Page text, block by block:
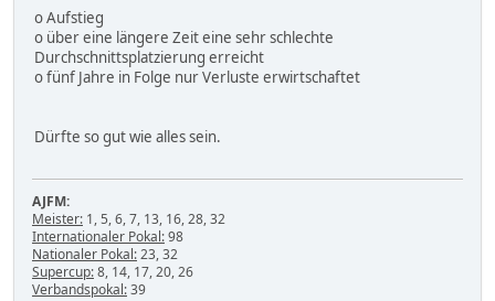
o Aufstieg
o über eine längere Zeit eine sehr schlechte
Durchschnittsplatzierung erreicht
o fünf Jahre in Folge nur Verluste erwirtschaftet
Dürfte so gut wie alles sein.
AJFM:
Meister: 1, 5, 6, 7, 13, 16, 28, 32
Internationaler Pokal:98
Nationaler Pokal:23, 32
Supercup:8, 14, 17, 20, 26
Verbandspokal:39